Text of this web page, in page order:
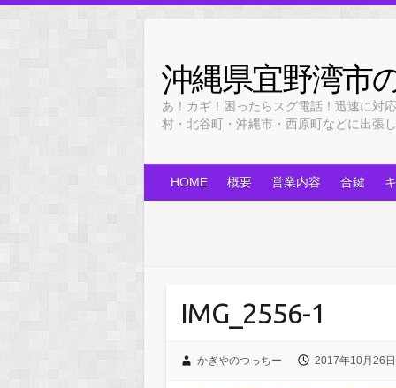
content
沖縄県宜野湾市
あ！カギ！困ったらスグ電話！迅速に対
村・北谷町・沖縄市・西原町などに出
HOME 概要 営業内容 合鍵
IMG_2556-1
かぎやのつっちー 2017年10月26日